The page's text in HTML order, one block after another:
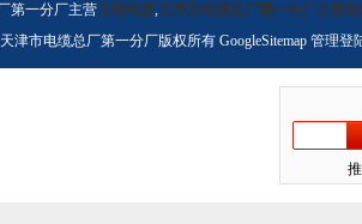
第一分厂主营天联电缆,天津市电缆总厂第一分厂天联电
天津市电缆总厂第一分厂版权所有 GoogleSitemap 管理登